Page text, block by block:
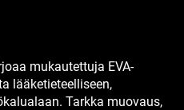
mukautettuja EVA-
lääketieteelliseen,
Tarkka muovaus,